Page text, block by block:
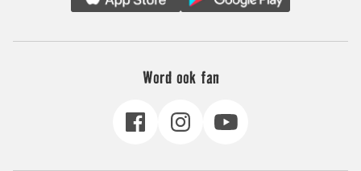
Word ook fan